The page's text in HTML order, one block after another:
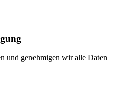
und genehmigen wir alle Daten